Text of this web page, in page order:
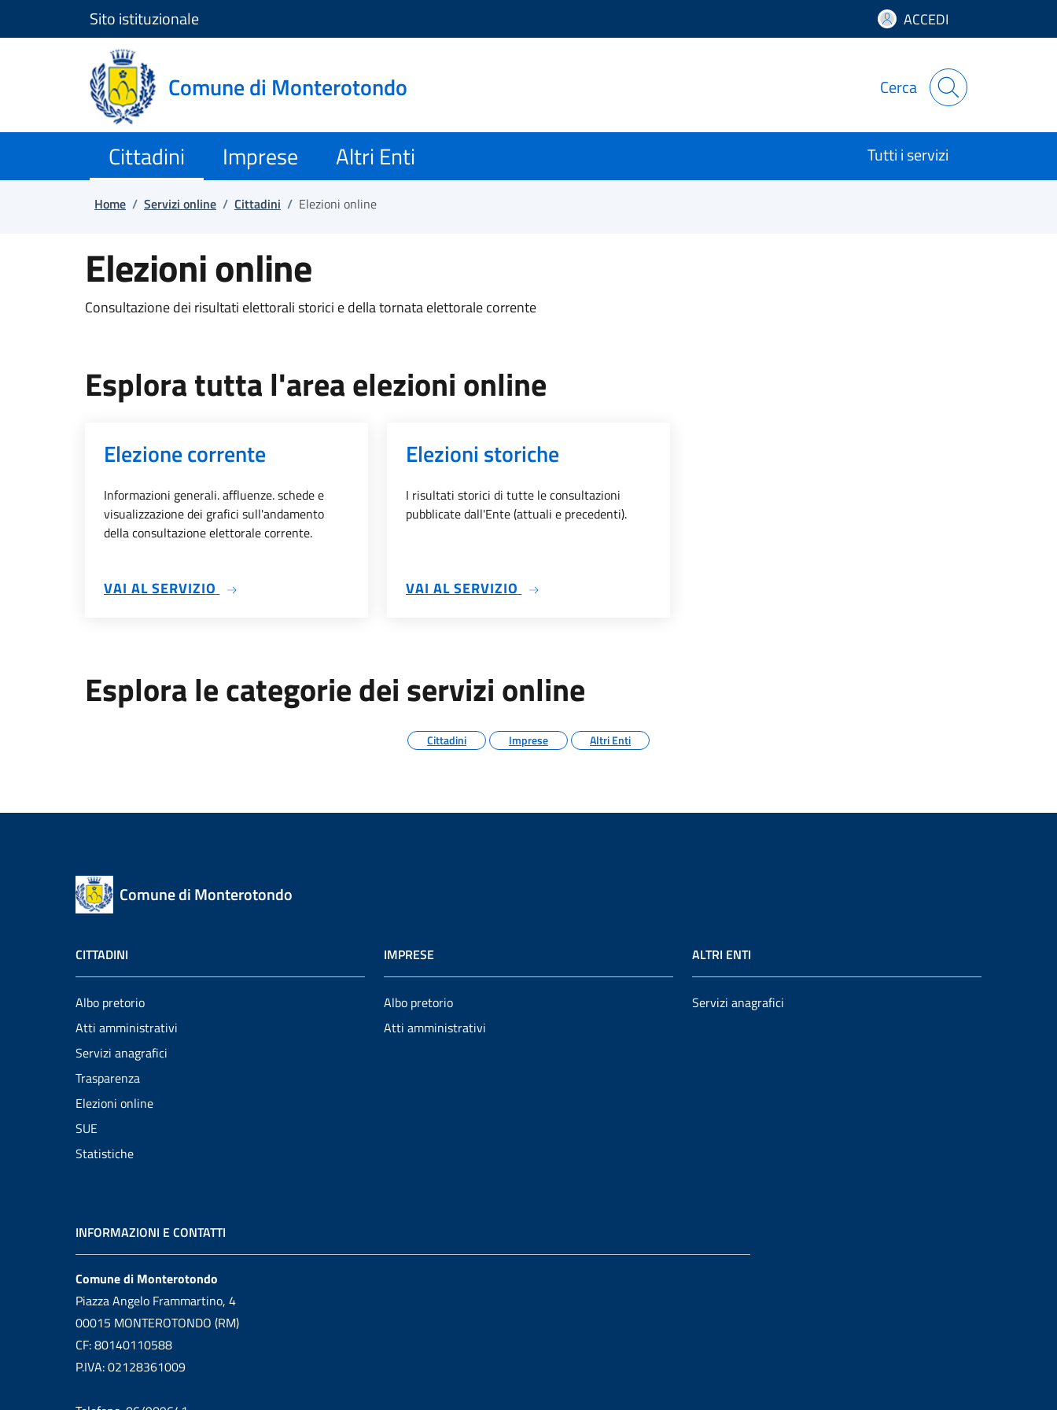
Salta e vai al contenuto
Salta e vai al footer
Sito istituzionale ACCEDI
Comune di Monterotondo Cerca
Cittadini Imprese Altri Enti Tutti i servizi
Home / Servizi online / Cittadini / Elezioni online
Elezioni online
Consultazione dei risultati elettorali storici e della tornata elettorale corrente
Esplora tutta l'area elezioni online
Elezione corrente
Informazioni generali. affluenze. schede e
visualizzazione dei grafici sull'andamento
della consultazione elettorale corrente.
VAI AL SERVIZIO SU ELEZIONE CORRENTE
Elezioni storiche
I risultati storici di tutte le consultazioni
pubblicate dall'Ente (attuali e precedenti).
VAI AL SERVIZIO SU ELEZIONI STORICHE
Esplora le categorie dei servizi online
Cittadini Imprese Altri Enti
Comune di Monterotondo
CITTADINI
Albo pretorio
Atti amministrativi
Servizi anagrafici
Trasparenza
Elezioni online
SUE
Statistiche
IMPRESE
Albo pretorio
Atti amministrativi
ALTRI ENTI
Servizi anagrafici
INFORMAZIONI E CONTATTI
Comune di Monterotondo
Piazza Angelo Frammartino, 4
00015 MONTEROTONDO (RM)
CF: 80140110588
P.IVA: 02128361009